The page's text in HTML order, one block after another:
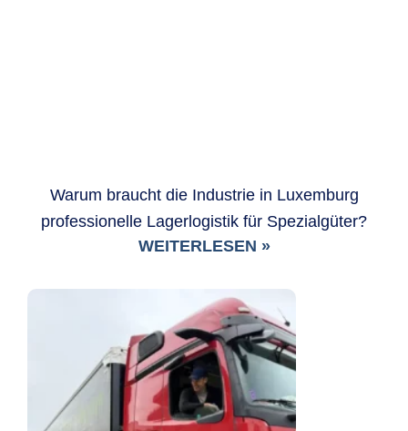
Warum braucht die Industrie in Luxemburg
professionelle Lagerlogistik für Spezialgüter?
WEITERLESEN »